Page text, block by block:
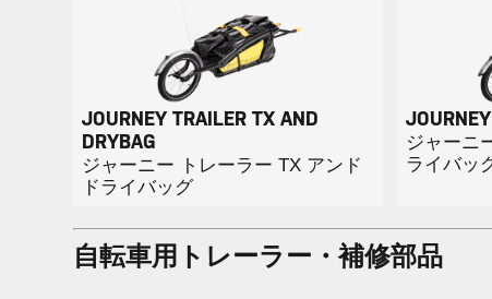
JOURNEY TRAILER TX AND
DRYBAG
ジャーニー トレーラー TX アンド
ドライバッグ
ジャーニ
ライバッ
自転車用トレーラー・補修部品